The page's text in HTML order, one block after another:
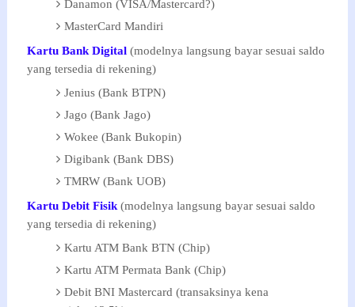
Danamon (VISA/Mastercard?)
MasterCard Mandiri
Kartu Bank Digital(modelnya langsung bayar sesuai saldo
yang tersedia di rekening)
Jenius (Bank BTPN)
Jago (Bank Jago)
Wokee (Bank Bukopin)
Digibank (Bank DBS)
TMRW (Bank UOB)
Kartu Debit Fisik(modelnya langsung bayar sesuai saldo
yang tersedia di rekening)
Kartu ATM Bank BTN (Chip)
Kartu ATM Permata Bank (Chip)
Debit BNI Mastercard (transaksinya kena